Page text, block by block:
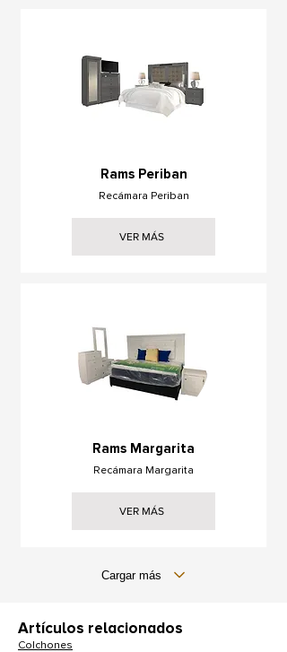
Rams Periban
Recámara Periban
VER MÁS
Rams Margarita
Recámara Margarita
VER MÁS
Cargar más
Artículos relacionados
Colchones